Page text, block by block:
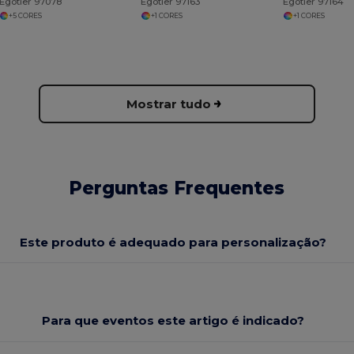
+5 CORES +1 CORES +1 CORES
Mostrar tudo
Perguntas Frequentes
Este produto é adequado para personalização?
Para que eventos este artigo é indicado?